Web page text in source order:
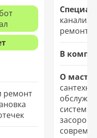
ремонт
ремонт
В
О
систем.
засоров